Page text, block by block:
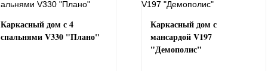
Каркасный дом с 4
спальнями V330 "Плано"
Каркасный дом с
мансардой V197
"Демополис"